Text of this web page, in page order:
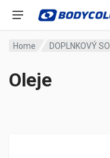
Home DOPLNKOVÝ
Oleje